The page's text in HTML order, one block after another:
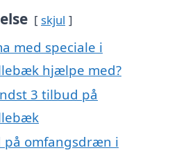
skjul
med speciale i
hjælpe med?
3 tilbud på
på omfangsdræn i